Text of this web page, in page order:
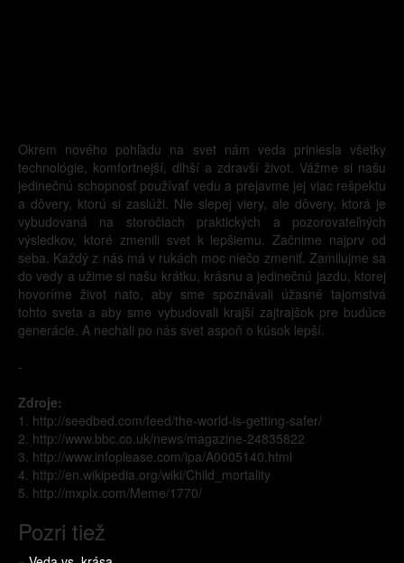
Okrem nového pohľadu na svet nám veda priniesla všetky
technológie, komfortnejší, dlhší a zdravší život. Vážme si našu
jedinečnú schopnosť používať vedu a prejavme jej viac rešpektu
a dôvery, ktorú si zaslúži. Nie slepej viery, ale dôvery, ktorá je
vybudovaná na storočiach praktických a pozorovateľných
výsledkov, ktoré zmenili svet k lepšiemu. Začnime najprv od
seba. Každý z nás má v rukách moc niečo zmeniť. Zamilujme sa
do vedy a užime si našu krátku, krásnu a jedinečnú jazdu, ktorej
hovoríme život nato, aby sme spoznávali úžasné tajomstvá
tohto sveta a aby sme vybudovali krajší zajtrajšok pre budúce
generácie. A nechali po nás svet aspoň o kúsok lepší.
-
Zdroje:
1. http://seedbed.com/feed/the-world-is-getting-safer/
2. http://www.bbc.co.uk/news/magazine-24835822
3. http://www.infoplease.com/ipa/A0005140.html
4. http://en.wikipedia.org/wiki/Child_mortality
5. http://mxplx.com/Meme/1770/
Pozri tiež